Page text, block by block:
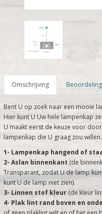
Omschrijving
Bent U op zoek naar een mooie
Hier kunt U Uw hele lampenkap
U maakt eerst de keuze voor
lampenkap die U graag zou willen.
1- Lampenkap hangend of
2- Aslan binnenkant (de
Transparant, zodat U de lamp
kunt U de lamp niet zien).
3- Linnen stof kleur(de kleur
4- Plak lint rand boven en